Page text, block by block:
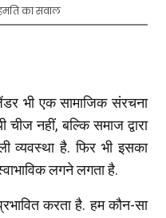
का सवाल
भी एक सामाजिक संरचना
चीज नहीं, बल्कि समाज द्वारा
व्यवस्था है. फिर भी इसका
लगने लगता है.
करता है. हम कौन-सा